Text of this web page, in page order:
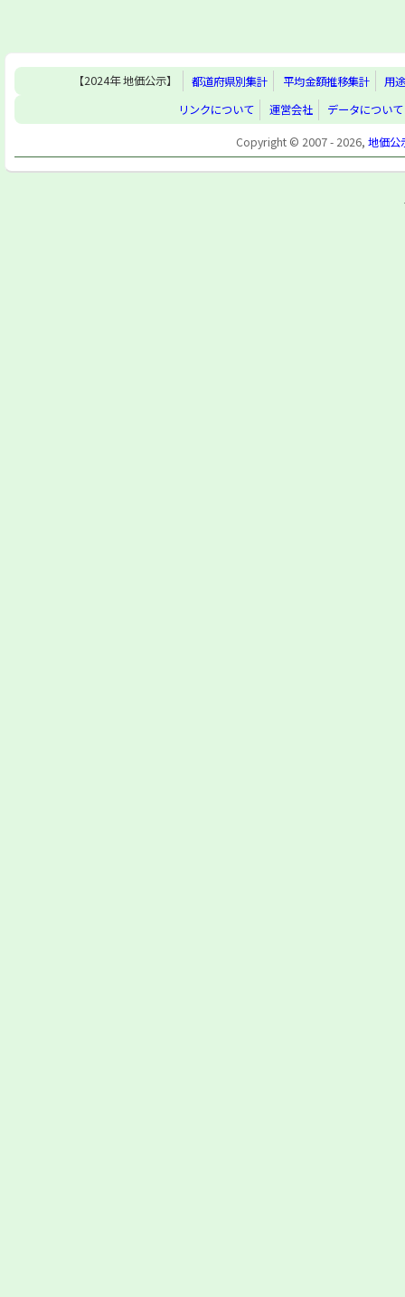
【2024年 地価公示】 都道府県別集計 平均金額推移集計
用
リンクについて
運営会社
データについて
Copyright © 2007 - 2026, 地価公